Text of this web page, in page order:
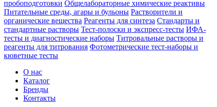
пробоподготовки Общелабораторные химические реактивы
Питательные среды, агары и бульоны Растворители и
органические вещества Реагенты для синтеза Стандарты и
стандартные растворы Тест-полоски и экспресс-тесты ИФА-
тесты и диагностические наборы Титровальные растворы и
реагенты для титрования Фотометрические тест-наборы и
кюветные тесты
О нас
Каталог
Бренды
Контакты